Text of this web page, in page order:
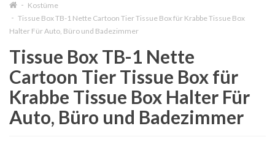
Kostüme
Tissue Box TB-1 Nette Cartoon Tier Tissue Box für Krabbe Tissue Box
Halter Für Auto, Büro und Badezimmer
Tissue Box TB-1 Nette
Cartoon Tier Tissue Box für
Krabbe Tissue Box Halter Für
Auto, Büro und Badezimmer